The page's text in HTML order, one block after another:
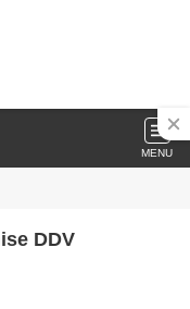
MENU
DDV